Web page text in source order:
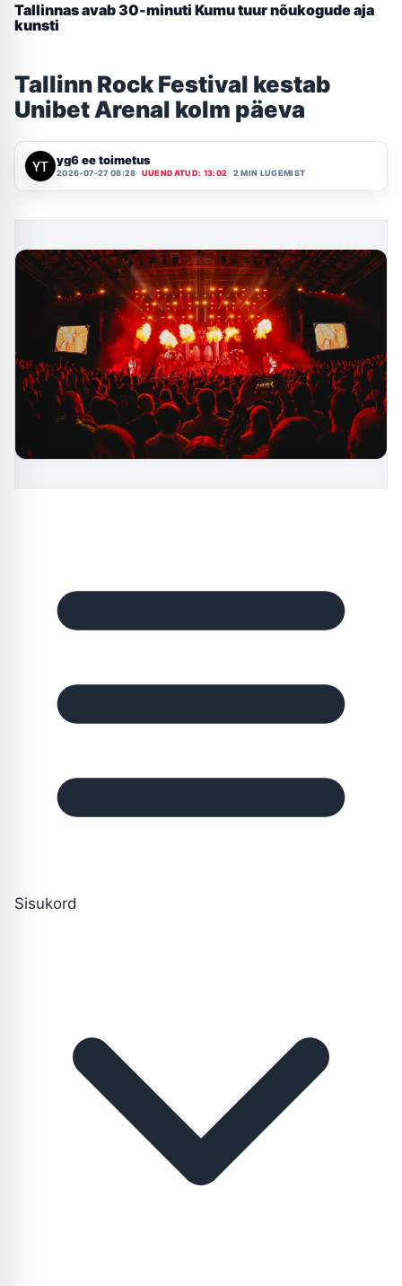
Tallinnas avab 30-minuti Kumu tuur nõukogude aja
kunsti
Tallinn Rock Festival kestab
Unibet Arenal kolm päeva
yg6 ee toimetus
2026-07-27 08:28 UUENDATUD: 13:02 2 MIN LUGEMIST
Sisukord